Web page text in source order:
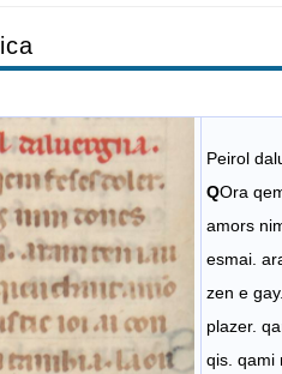
Peirol
QOra
amors
esmai.
zen e
plazer.
qis. qami